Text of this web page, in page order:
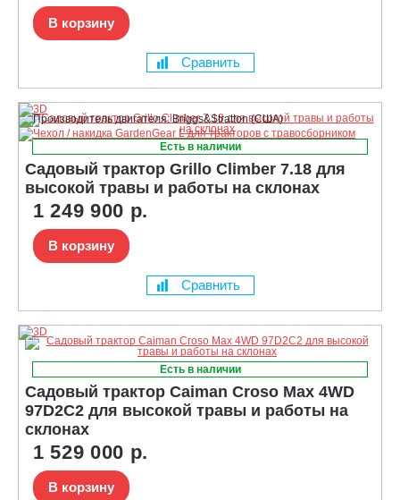
В корзину
Сравнить
Есть в наличии
Садовый трактор Grillo Climber 7.18 для
высокой травы и работы на склонах
1 249 900 р.
В корзину
Сравнить
Есть в наличии
Садовый трактор Caiman Croso Max 4WD
97D2C2 для высокой травы и работы на
склонах
1 529 000 р.
В корзину